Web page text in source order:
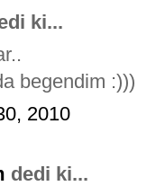
ki...
begendim :)))
2010
dedi ki...